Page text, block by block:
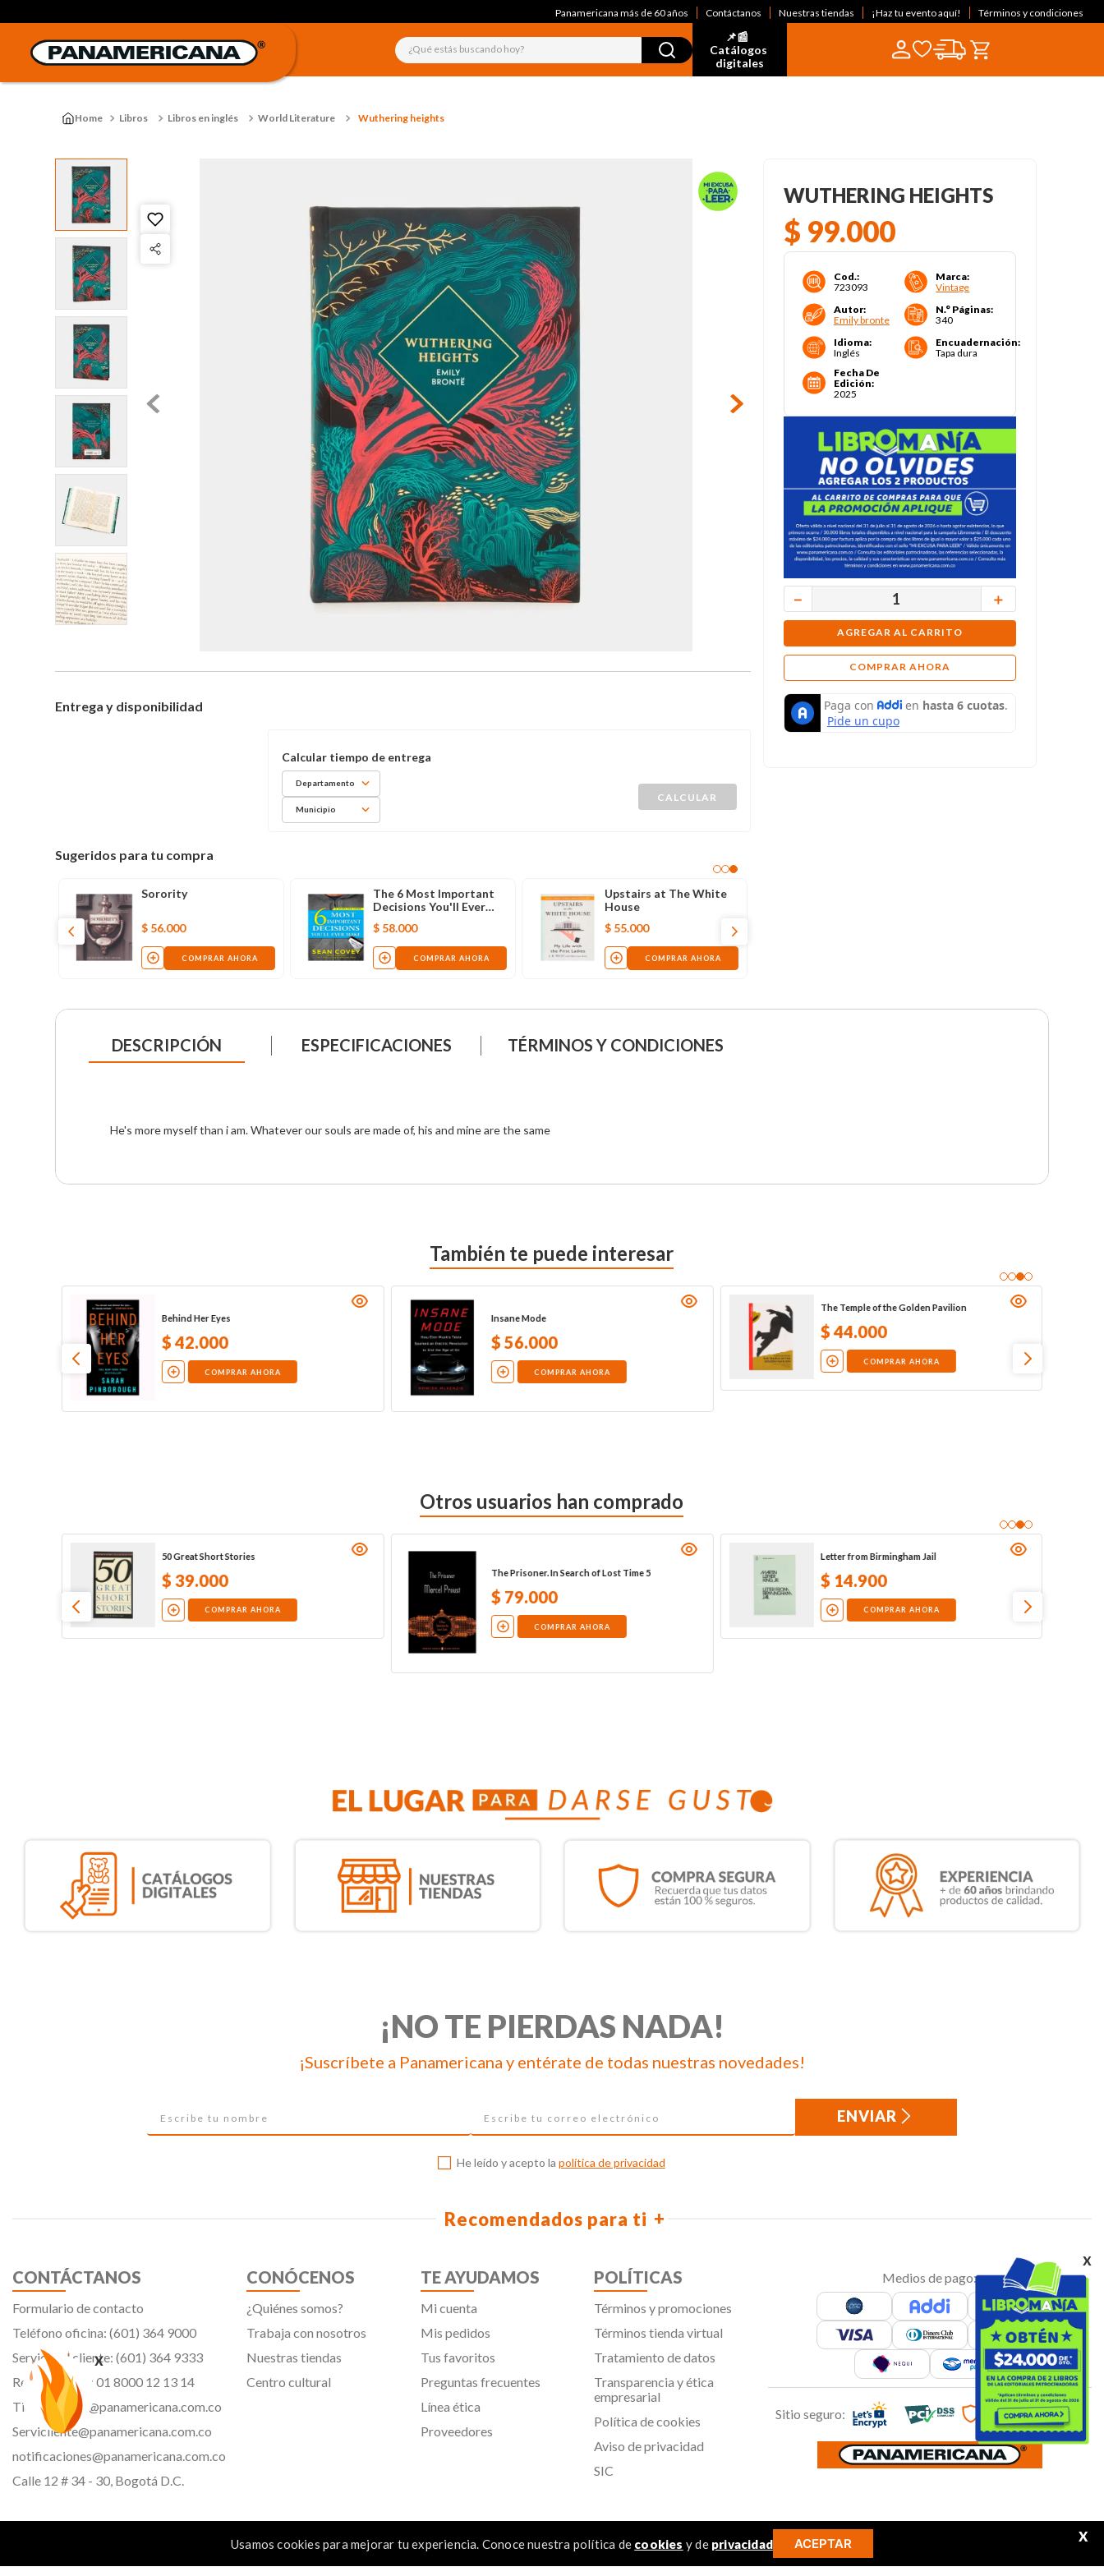
x
x
Usamos cookies para mejorar tu experiencia. Conoce nuestra política de cookies y de privacidad ACEPTAR X
Panamericana más de 60 años Contáctanos Nuestras tiendas ¡Haz tu evento aquí! Términos y condiciones
¿Qué estás buscando hoy?
📌📰
Catálogos
digitales
Libros Libros en inglés World Literature Wuthering heights
Entrega y disponibilidad
Departamento
Municipio
Sugeridos para tu compra
Sorority
$ 56.000
COMPRAR AHORA
The 6 Most Important
Decisions You'll Ever
Make: A Guide for Teens
$ 58.000
COMPRAR AHORA
Upstairs at The White
House
$ 55.000
COMPRAR AHORA
WUTHERING HEIGHTS
$ 99.000
Cod.:
723093
Marca:
Vintage
Autor:
Emily bronte
N.° Páginas:
340
Idioma:
Inglés
Encuadernación:
Tapa dura
Fecha De
Edición:
2025
＋
－
AGREGAR AL CARRITO
COMPRAR AHORA
DESCRIPCIÓN ESPECIFICACIONES TÉRMINOS Y CONDICIONES
He's more myself than i am. Whatever our souls are made of, his and mine are the same
También te puede interesar
Behind Her Eyes
$42.000
COMPRAR AHORA
Insane Mode
$56.000
COMPRAR AHORA
The Temple of the Golden Pavilion
$44.000
COMPRAR AHORA
Otros usuarios han comprado
50 Great Short Stories
$39.000
COMPRAR AHORA
The Prisoner. In Search of Lost Time 5
$79.000
COMPRAR AHORA
Letter from Birmingham Jail
$ 14.900
COMPRAR AHORA
¡NO TE PIERDAS NADA!
¡Suscríbete a Panamericana y entérate de todas nuestras novedades!
ENVIAR
He leído y acepto la política de privacidad
Recomendados para ti
CONTÁCTANOS
Formulario de contacto
Teléfono oficina: (601) 364 9000
Servicio al cliente: (601) 364 9333
Resto del país: 01 8000 12 13 14
Tiendavirtual@panamericana.com.co
Servicliente@panamericana.com.co
notificaciones@panamericana.com.co
Calle 12 # 34 - 30, Bogotá D.C.
CONÓCENOS
¿Quiénes somos?
Trabaja con nosotros
Nuestras tiendas
Centro cultural
TE AYUDAMOS
Mi cuenta
Mis pedidos
Tus favoritos
Preguntas frecuentes
Línea ética
Proveedores
POLÍTICAS
Términos y promociones
Términos tienda virtual
Tratamiento de datos
Transparencia y ética
empresarial
Política de cookies
Aviso de privacidad
SIC
Medios de pago:
Sitio seguro:
Panamericana librería y papelería s.a. Copyright © 2023 | Nit: 830 037 946 | Todos los derechos reservados Síguenos en: